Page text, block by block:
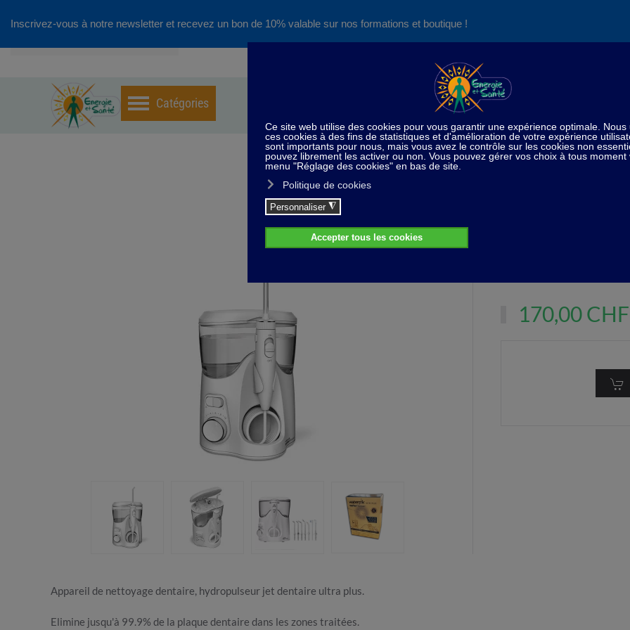
Inscrivez-vous à notre newsletter et recevez un bon de 10% valable sur nos formations et boutique !
Nos produits succès
Découvrez aussi notre site de
consultations et de formations
Home Soins du corps / Esthétique
170,00 CHF
Appareil de nettoyage dentaire, hydropulseur jet dentaire ultra plus.
Elimine jusqu'à 99.9% de la plaque dentaire dans les zones traitées.